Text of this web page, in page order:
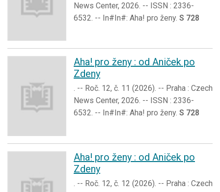
News Center, 2026. -- ISSN : 2336-
6532. -- In#In#: Aha! pro ženy. S 728
Aha! pro ženy : od Aniček po
Zdeny
. -- Roč. 12, č. 11 (2026). -- Praha : Czech
News Center, 2026. -- ISSN : 2336-
6532. -- In#In#: Aha! pro ženy. S 728
Aha! pro ženy : od Aniček po
Zdeny
. -- Roč. 12, č. 12 (2026). -- Praha : Czech